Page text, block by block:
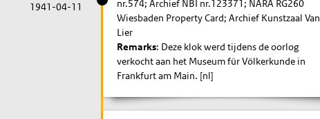
1941-04-11
nr.574; Archief NBI nr.123371; NARA RG260
Wiesbaden Property Card; Archief Kunstzaal Van
Lier
Remarks: Deze klok werd tijdens de oorlog
verkocht aan het Museum für Völkerkunde in
Frankfurt am Main. [nl]